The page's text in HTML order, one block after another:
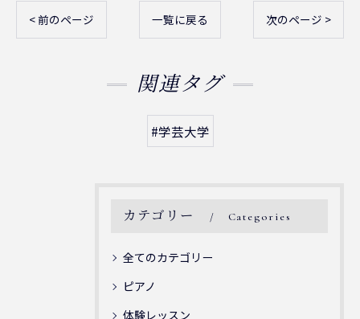
< 前のページ 一覧に戻る 次のページ >
関連タグ
#学芸大学
カテゴリー Categories
全てのカテゴリー
ピアノ
体験レッスン